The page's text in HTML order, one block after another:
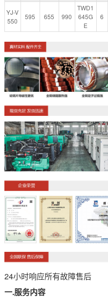
YJ-V
550
595 655 990
TWD1
645G
E
6
24小时响应所有故障售后
一.服务内容